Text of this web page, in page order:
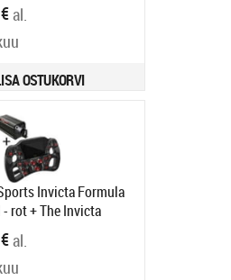
al.
OSTUKORVI
Invicta Formula
- rot + The Invicta
Nm)
GABU-585
6-9 tp
al.